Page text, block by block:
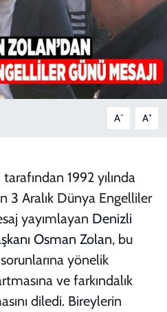
A- A+
1992 yılında
3 Aralık Dünya Engelliler
yayımlayan Denizli
Osman Zolan, bu
yönelik
ve farkındalık
diledi. Bireylerin